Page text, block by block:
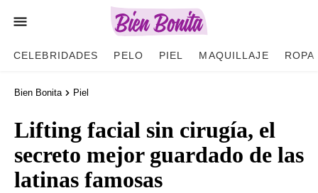
CELEBRIDADES PELO PIEL MAQUILLAJE ROPA
Bien Bonita Piel
Lifting facial sin cirugía, el
secreto mejor guardado de las
latinas famosas